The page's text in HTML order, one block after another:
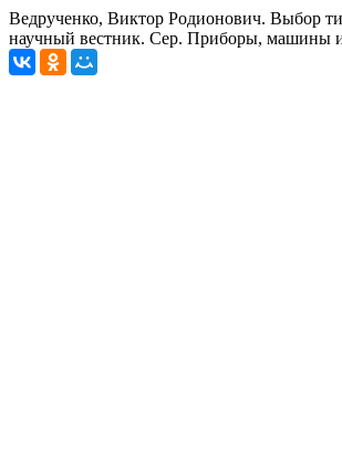
Ведрученко, Виктор Родионович. Выбор
научный вестник. Сер. Приборы, машины